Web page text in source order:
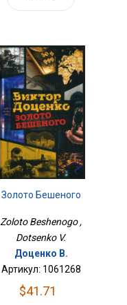
Золото Бешеного
Zoloto Beshenogo ,
Dotsenko V.
Доценко В.
Артикул: 1061268
$41.71